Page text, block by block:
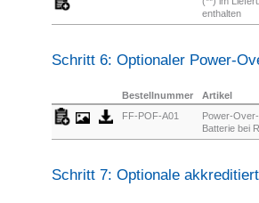
enthalten
Schritt 6: Optionaler Power-
Bestellnummer
Artikel
FF-POF-A01
Power-
Batterie bei
Schritt 7: Optionale